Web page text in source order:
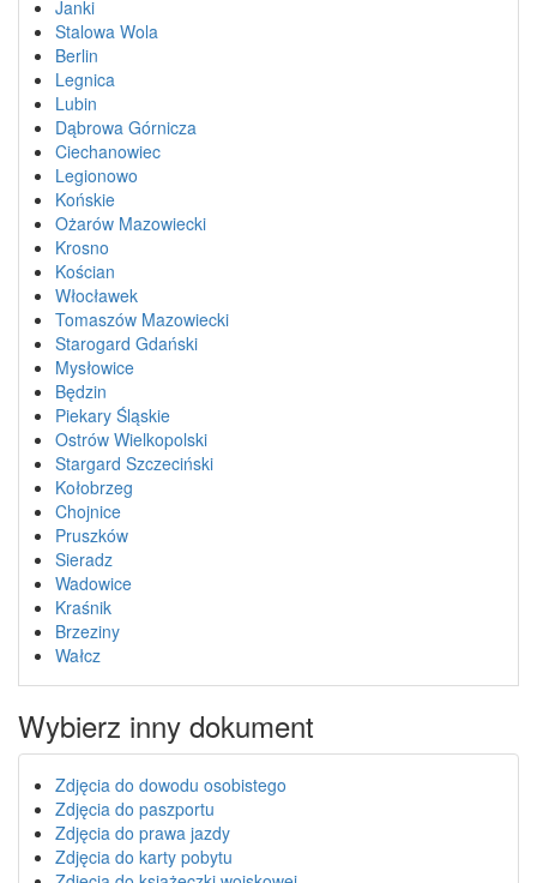
Janki
Stalowa Wola
Berlin
Legnica
Lubin
Dąbrowa Górnicza
Ciechanowiec
Legionowo
Końskie
Ożarów Mazowiecki
Krosno
Kościan
Włocławek
Tomaszów Mazowiecki
Starogard Gdański
Mysłowice
Będzin
Piekary Śląskie
Ostrów Wielkopolski
Stargard Szczeciński
Kołobrzeg
Chojnice
Pruszków
Sieradz
Wadowice
Kraśnik
Brzeziny
Wałcz
Wybierz inny dokument
Zdjęcia do dowodu osobistego
Zdjęcia do paszportu
Zdjęcia do prawa jazdy
Zdjęcia do karty pobytu